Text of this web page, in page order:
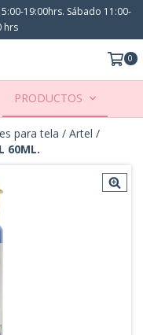
19:00hrs. Sábado 11:00-
hrs
0
PRODUCTOS
para tela / Artel /
60ML.